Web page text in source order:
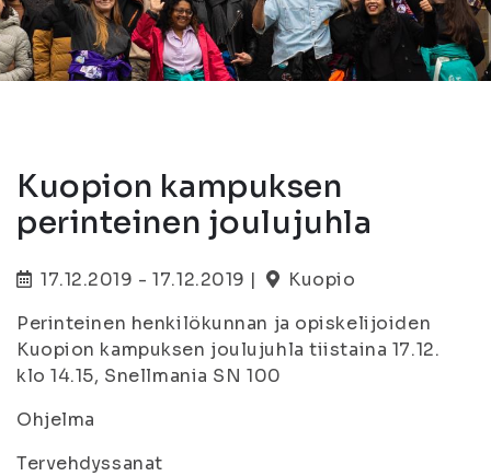
Kuopion kampuksen
perinteinen joulujuhla
17.12.2019 - 17.12.2019 |
Kuopio
Perinteinen henkilökunnan ja opiskelijoiden
Kuopion kampuksen joulujuhla tiistaina 17.12.
klo 14.15, Snellmania SN 100
Ohjelma
Tervehdyssanat